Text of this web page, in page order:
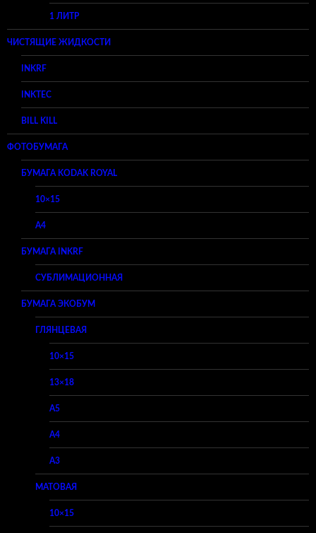
1 ЛИТР
ЧИСТЯЩИЕ ЖИДКОСТИ
INKRF
INKTEC
BILL KILL
ФОТОБУМАГА
БУМАГА KODAK ROYAL
10×15
A4
БУМАГА INKRF
СУБЛИМАЦИОННАЯ
БУМАГА ЭКОБУМ
ГЛЯНЦЕВАЯ
10×15
13×18
A5
A4
A3
МАТОВАЯ
10×15